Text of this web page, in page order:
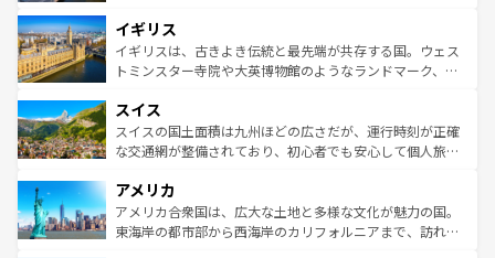
いる。シャンパンの発祥地であるランス、プロヴァンスの
香り高いラベンダー畑など、多彩な楽しみ方が可能だ。さ
らに、パリ以外の地域にも魅力が溢れており、どの街角に
れる地方に足を運ぶとそれぞれで全く異なる文化を体験で
きるだろう。 なお、新着のフランス情報はコンテンツ一覧
を参照してほしい。
顔を持つこの国は、どこを歩いても飽きることがない。ベ
ルリンの文化的活気、バイエルン州のアルプスの絶景、そ
してライン川沿いのワイン畑といった風景は必見。ビール
は、お酒好きな人にはぜひ体験してほしい。 なお、新着の
ドイツ情報はコンテンツ一覧を参照してほしい。
イギリス
イギリスは、古きよき伝統と最先端が共存する国。ウェス
トミンスター寺院や大英博物館のようなランドマーク、歴
リアごとに異なる魅力がある。また、優雅なアフタヌーン
ティー、ビール好きにはたまらない英国パブ、サッカー観
戦など、本場だからこそできる体験も豊富。イギリスを旅
ンツ一覧を参照してほしい。
スイス
スイスの国土面積は九州ほどの広さだが、運行時刻が正確
な交通網が整備されており、初心者でも安心して個人旅行
の建物がそのまま残る町や、スイスならではのユニークな
博物館もあり、アルプス観光だけでなく町歩きも満喫する
ことができる。国民の所得が高いため物価も高いが、旅行
アメリカ
アメリカ合衆国は、広大な土地と多様な文化が魅力の国。
東海岸の都市部から西海岸のカリフォルニアまで、訪れる